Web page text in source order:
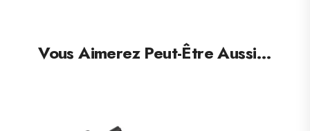
Vous Aimerez Peut-Être Aussi…